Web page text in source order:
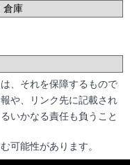
倉庫
、それを保障するもので
や、リンク先に記載され
いかなる責任も負うこと
可能性があります。